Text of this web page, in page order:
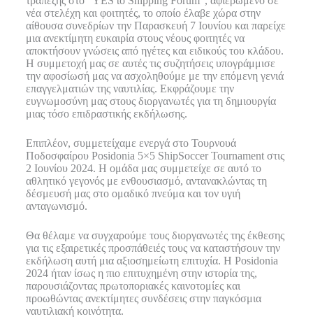
νέα στελέχη και φοιτητές, το οποίο έλαβε χώρα στην
αίθουσα συνεδρίων την Παρασκευή 7 Ιουνίου και παρείχε
μια ανεκτίμητη ευκαιρία στους νέους φοιτητές να
αποκτήσουν γνώσεις από ηγέτες και ειδικούς του κλάδου.
Η συμμετοχή μας σε αυτές τις συζητήσεις υπογράμμισε
την αφοσίωσή μας να ασχοληθούμε με την επόμενη γενιά
επαγγελματιών της ναυτιλίας. Εκφράζουμε την
ευγνωμοσύνη μας στους διοργανωτές για τη δημιουργία
μιας τόσο επιδραστικής εκδήλωσης.
Επιπλέον, συμμετείχαμε ενεργά στο Τουρνουά
Ποδοσφαίρου Posidonia 5×5 ShipSoccer Tournament στις
2 Ιουνίου 2024. Η ομάδα μας συμμετείχε σε αυτό το
αθλητικό γεγονός με ενθουσιασμό, αντανακλώντας τη
δέσμευσή μας στο ομαδικό πνεύμα και τον υγιή
ανταγωνισμό.
Θα θέλαμε να συγχαρούμε τους διοργανωτές της έκθεσης
για τις εξαιρετικές προσπάθειές τους να καταστήσουν την
εκδήλωση αυτή μια αξιοσημείωτη επιτυχία. Η Posidonia
2024 ήταν ίσως η πιο επιτυχημένη στην ιστορία της,
παρουσιάζοντας πρωτοποριακές καινοτομίες και
προωθώντας ανεκτίμητες συνδέσεις στην παγκόσμια
ναυτιλιακή κοινότητα.